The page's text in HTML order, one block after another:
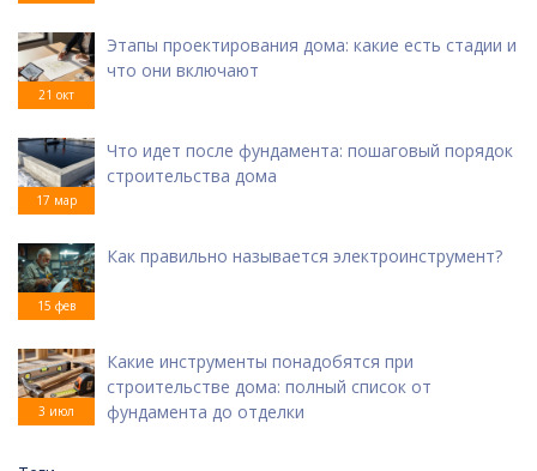
21 окт
Этапы проектирования дома: какие есть стадии и
что они включают
17 мар
Что идет после фундамента: пошаговый порядок
строительства дома
15 фев
Как правильно называется электроинструмент?
3 июл
Какие инструменты понадобятся при
строительстве дома: полный список от
фундамента до отделки